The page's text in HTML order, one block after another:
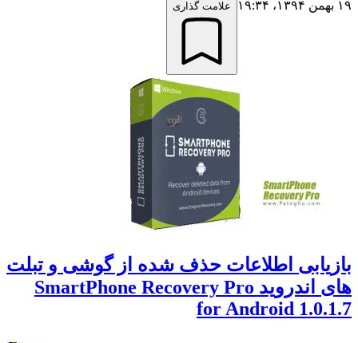
علامت گذاری
اطلاعات حذف شده از گوشی و تبلت
های اندروید SmartPhone Recovery Pro
for Android